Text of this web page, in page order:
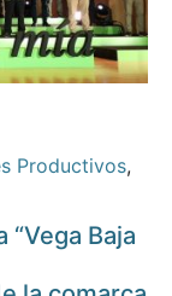
Productivos,
“Vega Baja